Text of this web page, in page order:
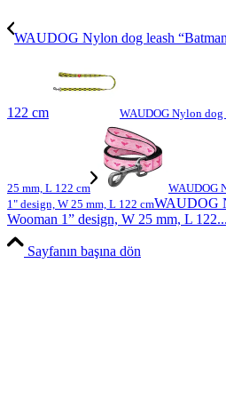
WAUDOG Nylon dog leash
122 cm WAUDOG Nylon
25 mm, L 122 cm
WAUDOG
1" design, W 25 mm, L 122 cmWAUDOG
Wooman 1” design, W 25 mm, L 122...
Sayfanın başına dön